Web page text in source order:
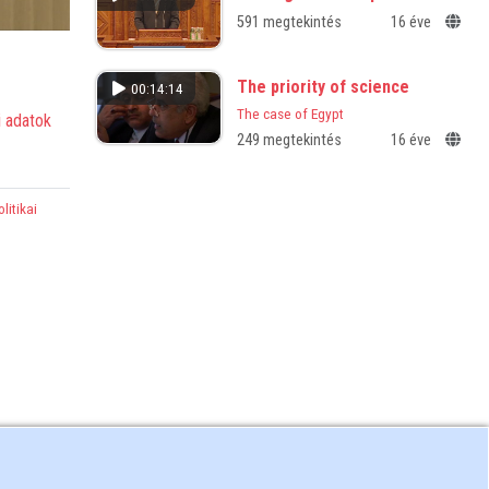
adatok
591 megtekintés 16 éve
00:14:14 The priority of science
The case of Egypt
249 megtekintés 16 éve